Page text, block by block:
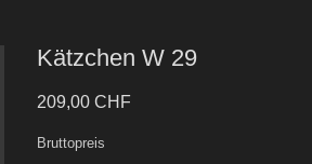
Kätzchen W 29
209,00 CHF
Bruttopreis